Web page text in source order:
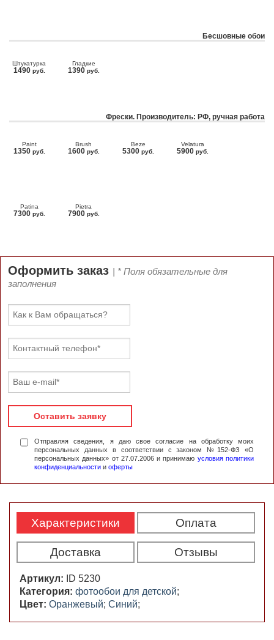
Бесшовные обои
Штукатурка
1490 руб.
Гладкие
1390 руб.
Фрески. Производитель: РФ, ручная работа
Paint
1350 руб.
Brush
1600 руб.
Beze
5300 руб.
Velatura
5900 руб.
Patina
7300 руб.
Pietra
7900 руб.
Оформить заказ | * Поля обязательные для
заполнения
Оставить заявку
Отправляя сведения, я даю свое согласие на обработку моих
персональных данных в соответствии с законом №152-ФЗ «О
персональных данных» от 27.07.2006 и принимаю условия политики
конфиденциальности и оферты
Характеристики Оплата
Доставка Отзывы
Артикул:
ID 5230
Категория: фотообои для детской;
Цвет: Оранжевый; Синий;